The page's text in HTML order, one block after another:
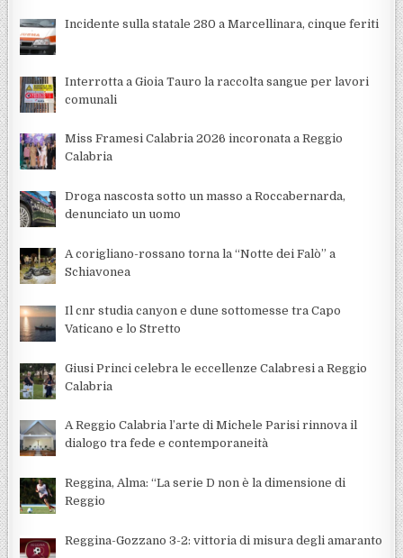
Incidente sulla statale 280 a Marcellinara, cinque feriti
Interrotta a Gioia Tauro la raccolta sangue per lavori
comunali
Miss Framesi Calabria 2026 incoronata a Reggio
Calabria
Droga nascosta sotto un masso a Roccabernarda,
denunciato un uomo
A corigliano-rossano torna la “Notte dei Falò” a
Schiavonea
Il cnr studia canyon e dune sottomesse tra Capo
Vaticano e lo Stretto
Giusi Princi celebra le eccellenze Calabresi a Reggio
Calabria
A Reggio Calabria l’arte di Michele Parisi rinnova il
dialogo tra fede e contemporaneità
Reggina, Alma: “La serie D non è la dimensione di
Reggio
Reggina-Gozzano 3-2: vittoria di misura degli amaranto